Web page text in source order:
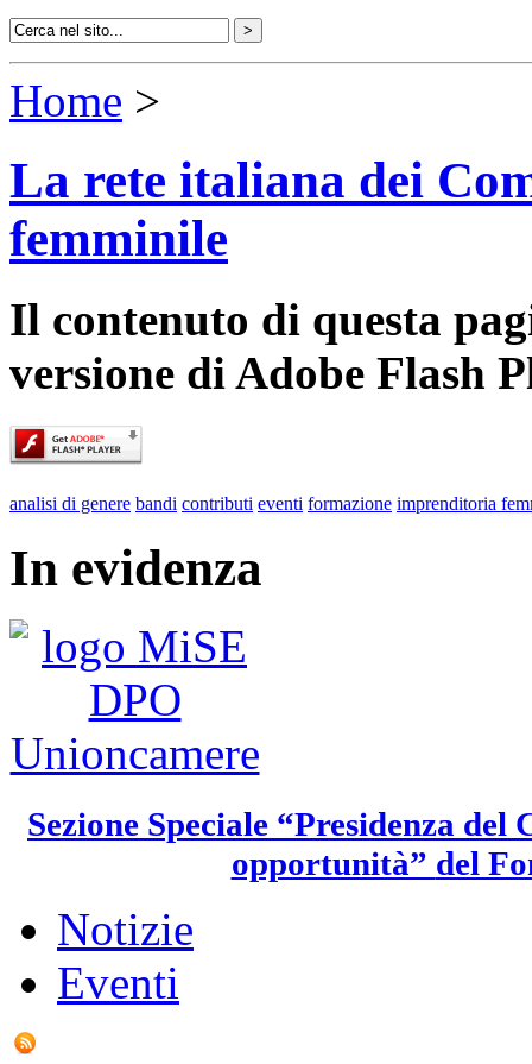
Home >
La rete italiana dei
femminile
Il contenuto di questa
versione di Adobe Flash
analisi di genere bandi contributi eventi formazione imprenditoria
In evidenza
Sezione Speciale “Presidenza
opportunità” del
Notizie
Eventi